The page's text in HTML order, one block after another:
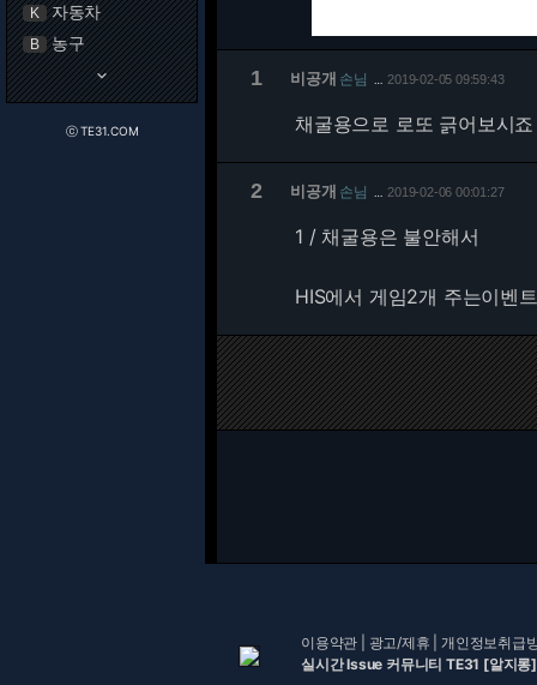
K 자동차
B 농구
keyboard_arrow_down
ⓒ TE31.COM
1 비공개 손님 2019-02-05 09:59:43
채굴용으로 로또 긁어보시죠
2 비공개 손님 2019-02-06 00:01:27
1 / 채굴용은 불안해서
HIS에서 게임2개 주는이벤
이용약관 광고/제휴 |개인정보취급
실시간 Issue 커뮤니티 TE31 [알지